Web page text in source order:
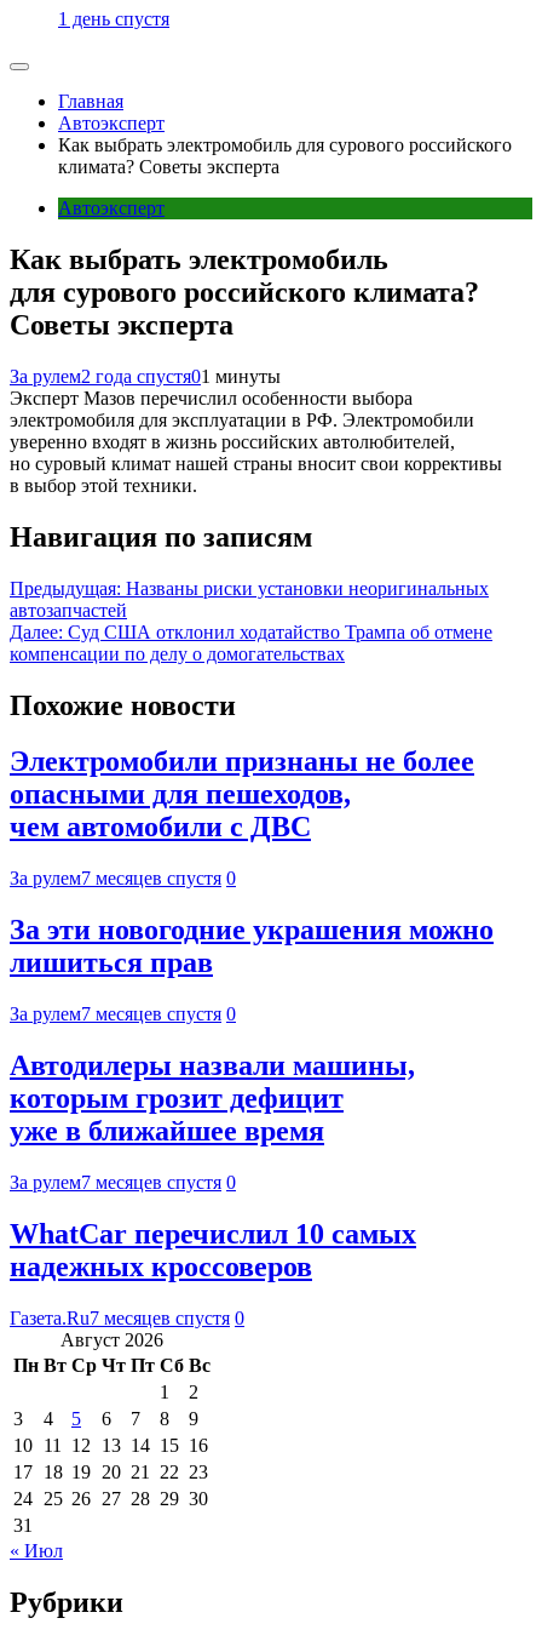
1 день спустя
Главная
Автоэксперт
Как выбрать электромобиль для сурового российского
климата? Советы эксперта
Автоэксперт
Как выбрать электромобиль
для сурового российского климата?
Советы эксперта
За рулем2 года спустя01 минуты
Эксперт Мазов перечислил особенности выбора
электромобиля для эксплуатации в РФ. Электромобили
уверенно входят в жизнь российских автолюбителей,
но суровый климат нашей страны вносит свои коррективы
в выбор этой техники.
Навигация по записям
Предыдущая: Названы риски установки неоригинальных
автозапчастей
Далее: Суд США отклонил ходатайство Трампа об отмене
компенсации по делу о домогательствах
Похожие новости
Электромобили признаны не более
опасными для пешеходов,
чем автомобили с ДВС
За рулем7 месяцев спустя 0
За эти новогодние украшения можно
лишиться прав
За рулем7 месяцев спустя 0
Автодилеры назвали машины,
которым грозит дефицит
уже в ближайшее время
За рулем7 месяцев спустя 0
WhatCar перечислил 10 самых
надежных кроссоверов
Газета.Ru7 месяцев спустя 0
Август 2026
Пн Вт Ср Чт Пт Сб Вс
1
2
3
4 5 6 7 8
9
10 11 12 13 14 15 16
17 18 19 20 21 22 23
24 25 26 27 28 29 30
31
« Июл
Рубрики